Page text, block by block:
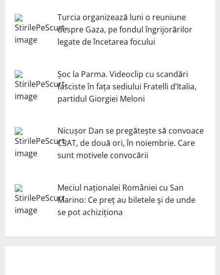
Turcia organizează luni o reuniune
despre Gaza, pe fondul îngrijorărilor
legate de încetarea focului
Șoc la Parma. Videoclip cu scandări
fasciste în fața sediului Fratelli d’Italia,
partidul Giorgiei Meloni
Nicuşor Dan se pregăteşte să convoace
CSAT, de două ori, în noiembrie. Care
sunt motivele convocării
Meciul naționalei României cu San
Marino: Ce preț au biletele și de unde
se pot achiziționa